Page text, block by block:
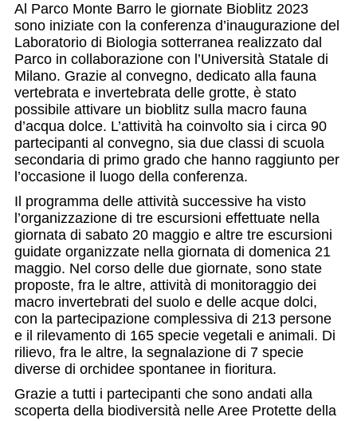
Al Parco Monte Barro le giornate Bioblitz 2023
sono iniziate con la conferenza d’inaugurazione del
Laboratorio di Biologia sotterranea realizzato dal
Parco in collaborazione con l’Università Statale di
Milano. Grazie al convegno, dedicato alla fauna
vertebrata e invertebrata delle grotte, è stato
possibile attivare un bioblitz sulla macro fauna
d’acqua dolce. L’attività ha coinvolto sia i circa 90
partecipanti al convegno, sia due classi di scuola
secondaria di primo grado che hanno raggiunto per
l’occasione il luogo della conferenza.
Il programma delle attività successive ha visto
l’organizzazione di tre escursioni effettuate nella
giornata di sabato 20 maggio e altre tre escursioni
guidate organizzate nella giornata di domenica 21
maggio. Nel corso delle due giornate, sono state
proposte, fra le altre, attività di monitoraggio dei
macro invertebrati del suolo e delle acque dolci,
con la partecipazione complessiva di 213 persone
e il rilevamento di 165 specie vegetali e animali. Di
rilievo, fra le altre, la segnalazione di 7 specie
diverse di orchidee spontanee in fioritura.
Grazie a tutti i partecipanti che sono andati alla
scoperta della biodiversità nelle Aree Protette della